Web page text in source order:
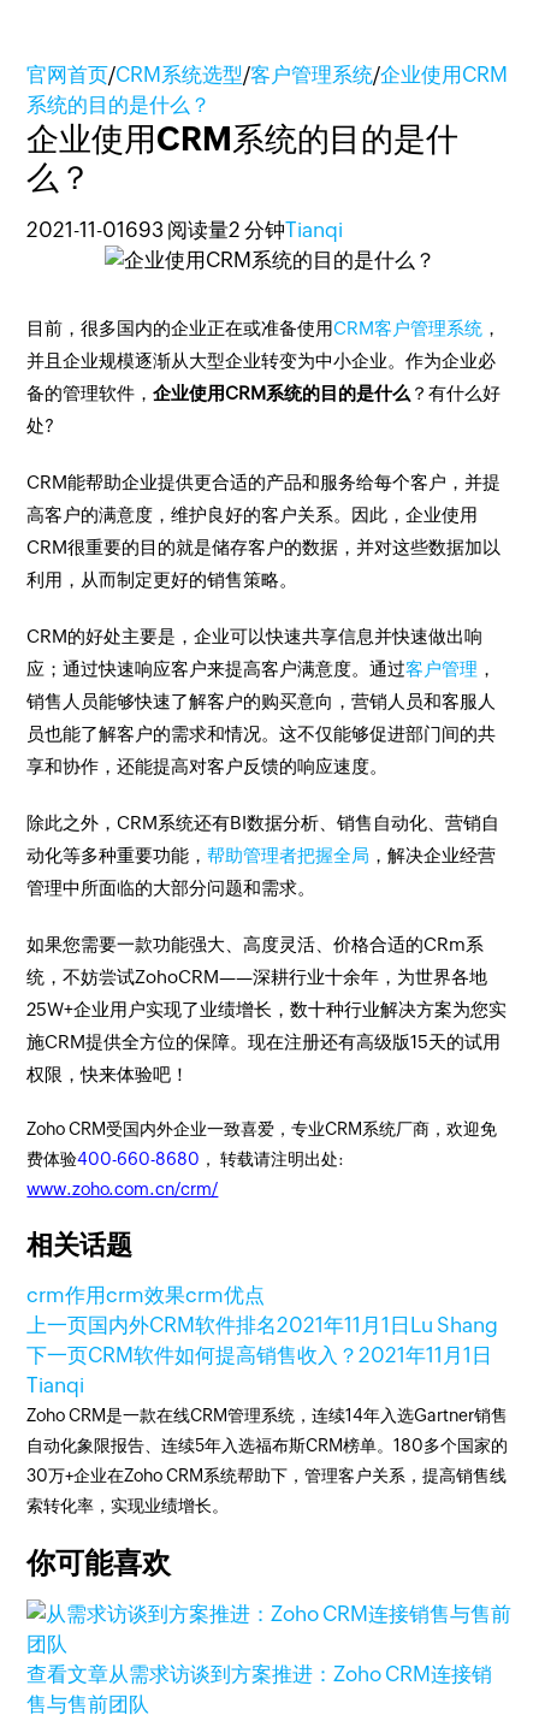
官网首页/CRM系统选型/客户管理系统/企业使用CRM
系统的目的是什么？
企业使用CRM系统的目的是什
么？
2021-11-01 693 阅读量2 分钟Tianqi
目前，很多国内的企业正在或准备使用CRM客户管理系统 ，
并且企业规模逐渐从大型企业转变为中小企业。作为企业必
备的管理软件，企业使用CRM系统的目的是什么 ？有什么好
处?
CRM能帮助企业提供更合适的产品和服务给每个客户，并提
高客户的满意度，维护良好的客户关系。因此，企业使用
CRM很重要的目的就是储存客户的数据，并对这些数据加以
利用，从而制定更好的销售策略。
CRM的好处主要是，企业可以快速共享信息并快速做出响
应；通过快速响应客户来提高客户满意度。通过客户管理 ，
销售人员能够快速了解客户的购买意向，营销人员和客服人
员也能了解客户的需求和情况。这不仅能够促进部门间的共
享和协作，还能提高对客户反馈的响应速度。
除此之外，CRM系统还有BI数据分析、销售自动化、营销自
动化等多种重要功能，帮助管理者把握全局 ，解决企业经营
管理中所面临的大部分问题和需求。
如果您需要一款功能强大、高度灵活、价格合适的CRm系
统，不妨尝试ZohoCRM——深耕行业十余年，为世界各地
25W+企业用户实现了业绩增长，数十种行业解决方案为您实
施CRM提供全方位的保障。现在注册还有高级版15天的试用
权限，快来体验吧！
Zoho CRM受国内外企业一致喜爱，专业CRM系统厂商，欢迎免
费体验400-660-8680 ， 转载请注明出处:
www.zoho.com.cn/crm/
相关话题
crm作用crm效果crm优点
上一页国内外CRM软件排名2021年11月1日 Lu Shang
下一页CRM软件如何提高销售收入？2021年11月1日
Tianqi
Zoho CRM是一款在线CRM管理系统，连续14年入选Gartner销售
自动化象限报告、连续5年入选福布斯CRM榜单。180多个国家的
30万+企业在Zoho CRM系统帮助下，管理客户关系，提高销售线
索转化率，实现业绩增长。
你可能喜欢
查看文章从需求访谈到方案推进：Zoho CRM连接销
售与售前团队